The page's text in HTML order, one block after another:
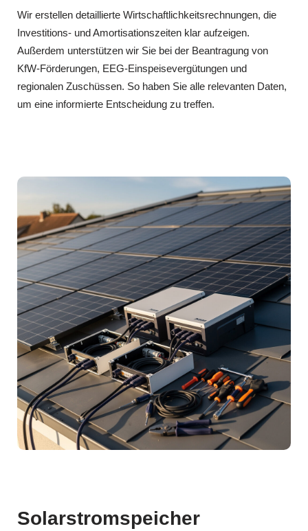
Wir erstellen detaillierte Wirtschaftlichkeitsrechnungen, die
Investitions‑ und Amortisationszeiten klar aufzeigen.
Außerdem unterstützen wir Sie bei der Beantragung von
KfW‑Förderungen, EEG‑Einspeisevergütungen und
regionalen Zuschüssen. So haben Sie alle relevanten Daten,
um eine informierte Entscheidung zu treffen.
Solarstromspeicher